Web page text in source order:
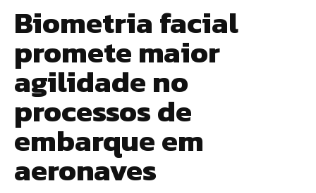
Biometria facial
promete maior
agilidade no
processos de
embarque em
aeronaves